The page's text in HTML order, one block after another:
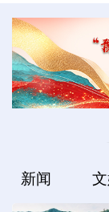
新闻